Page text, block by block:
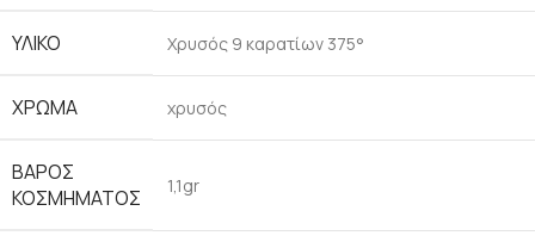
ΥΛΙΚΟ Χρυσός 9 καρατίων 375°
ΧΡΩΜΑ χρυσός
ΒΑΡΟΣ
ΚΟΣΜΗΜΑΤΟΣ
1,1gr